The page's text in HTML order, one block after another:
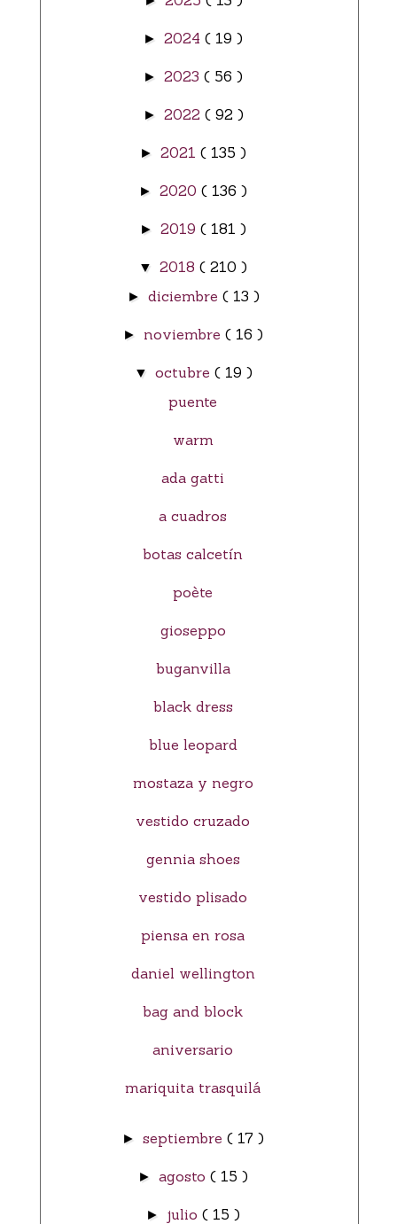
► 2024 ( 19 )
► 2023 ( 56 )
► 2022 ( 92 )
► 2021 ( 135 )
► 2020 ( 136 )
► 2019 ( 181 )
▼ 2018 ( 210 )
► diciembre ( 13 )
► noviembre ( 16 )
▼ octubre ( 19 )
puente
warm
ada gatti
a cuadros
botas calcetín
poète
gioseppo
buganvilla
black dress
blue leopard
mostaza y negro
vestido cruzado
gennia shoes
vestido plisado
piensa en rosa
daniel wellington
bag and block
aniversario
mariquita trasquilá
► septiembre ( 17 )
► agosto ( 15 )
► julio ( 15 )